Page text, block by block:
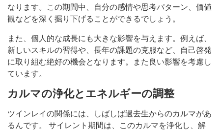
なります。この期間中、自分の感情や思考パターン、価値
観などを深く掘り下げることができるでしょう。
また、個人的な成長にも大きな影響を与えます。例えば、
新しいスキルの習得や、長年の課題の克服など、自己啓発
に取り組む絶好の機会となります。また良い影響を考慮し
ています。
カルマの浄化とエネルギーの調整
ツインレイの関係には、しばしば過去生からのカルマがあ
るんです。 サイレント期間は、このカルマを浄化し、解